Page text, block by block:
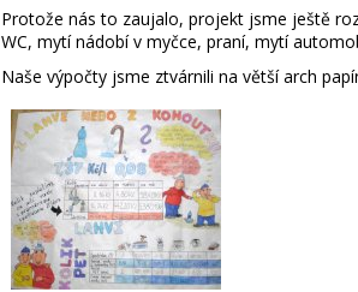
Protože nás to zaujalo, projekt jsme ještě
WC, mytí nádobí v myčce, praní, mytí
Naše výpočty jsme ztvárnili na větší arch